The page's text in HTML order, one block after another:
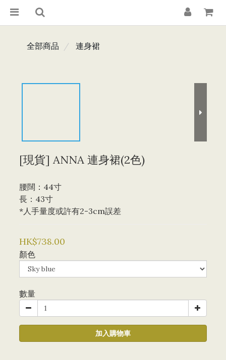
全部商品 連身裙
[現貨] ANNA 連身裙(2色)
腰闊：44寸
長：43寸
*人手量度或許有2-3cm誤差
HK$738.00
顏色
數量
加入購物車